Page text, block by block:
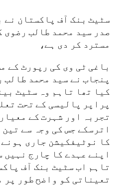
سٹیٹ بنک آف پاکستان نے
صدر سید محمد طالب رضوی
مسترد کر دی ہے،
باغی ٹی وی کی رپورٹ‌ کے
پنجاب نے سید محمد طالب
کیا تھا تاہم وہ سٹیٹ
پراپر پالیسی کے تحت
تجربہ اور شہرت کے
اترسکے جس کی وجہ سے
کا نوٹیفکیشن جاری
اپنے عہدے کا چارج نہیں
تاہم اب سٹیٹ بنک آف
تعیناتی کو واضح طور پر